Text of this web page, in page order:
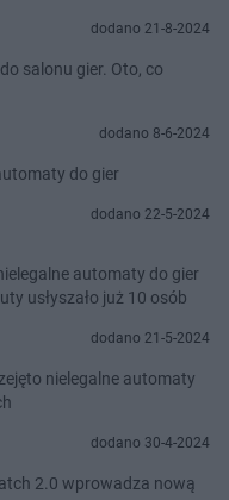
dodano 21-8-2024
salonu gier. Oto, co
dodano 8-6-2024
do gier
dodano 22-5-2024
automaty do gier
usłyszało już 10 osób
dodano 21-5-2024
nielegalne automaty
dodano 30-4-2024
2.0 wprowadza nową